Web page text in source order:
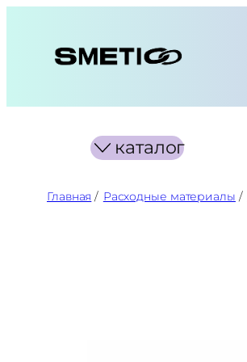
содержимому
каталог
Главная / Расходные материалы /